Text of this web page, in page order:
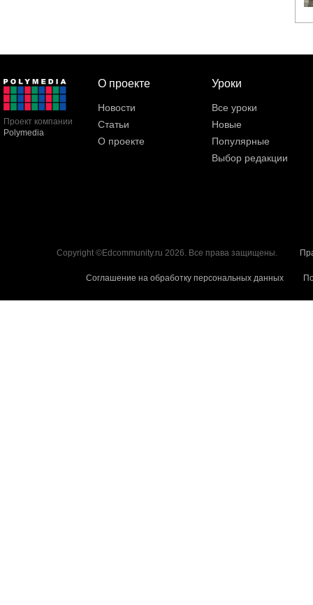
Проект компании
Polymedia
О проекте
Новости
Статьи
О проекте
Уроки
Все уроки
Новые
Популярные
Выбор редакции
Copyright ©Edcommunity.ru 2026. Все права защищены.
Соглашение на обработку персональных данных